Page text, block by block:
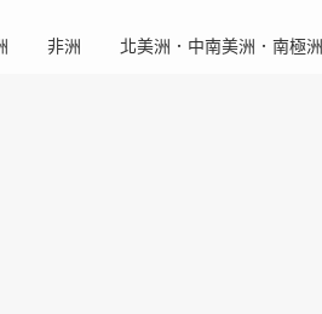
非洲 北美洲．中南美洲．南極洲